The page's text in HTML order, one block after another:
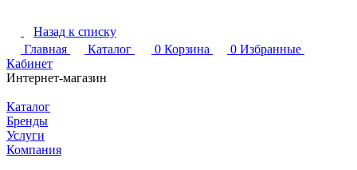
Назад к списку
Главная
Каталог 0 Корзина 0 Избранные
Кабинет
Интернет-магазин
Каталог
Бренды
Услуги
Компания